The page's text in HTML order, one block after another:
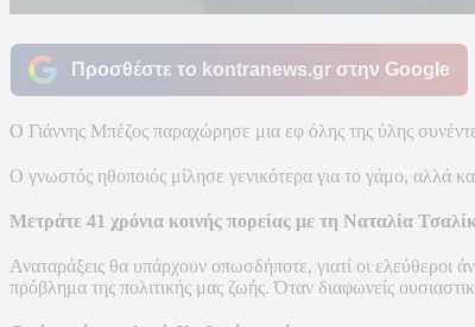
Προσθέστε το kontranews.gr στην Google
Ο Γιάννης Μπέζος παραχώρησε μια εφ όλης της ύλης
Ο γνωστός ηθοποιός μίλησε γενικότερα για το γάμο, αλλά
Μετράτε 41 χρόνια κοινής πορείας με τη Ναταλία
Αναταράξεις θα υπάρχουν οπωσδήποτε, γιατί οι ελεύθεροι
πρόβλημα της πολιτικής μας ζωής. Όταν διαφωνείς